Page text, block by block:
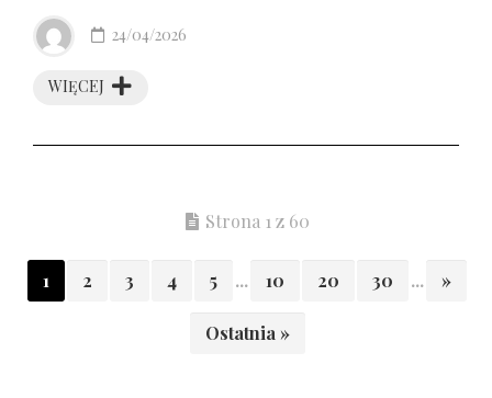
WIĘCEJ
24/04/2026
Strona 1 z 60
1 2 3 4 5 ... 10 20 30 ... »
Ostatnia »